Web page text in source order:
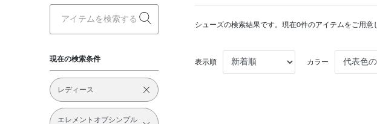
現在の検索条件
レディース
エレメントオブシンプル
シューズの検索結果です。現在0件のアイテムをご用意
表示順 カラー